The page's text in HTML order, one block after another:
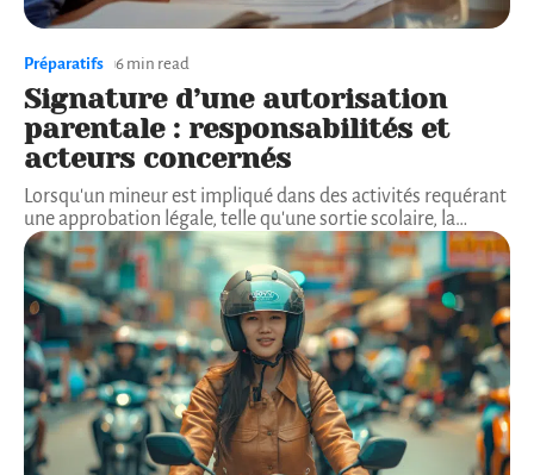
Préparatifs 6 min read
Signature d’une autorisation
parentale : responsabilités et
acteurs concernés
Lorsqu'un mineur est impliqué dans des activités requérant
une approbation légale, telle qu'une sortie scolaire, la…